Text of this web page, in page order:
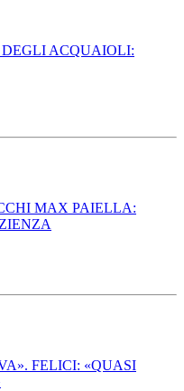
DEGLI ACQUAIOLI:
MAX PAIELLA:
FELICI: «QUASI